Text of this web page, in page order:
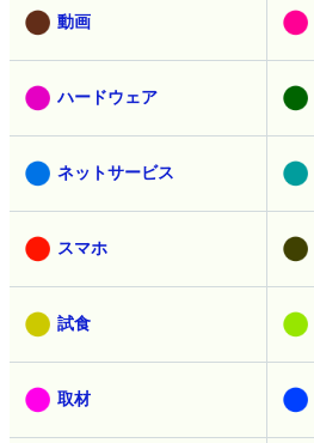
動画
ハードウェア
ネットサービス
スマホ
試食
取材